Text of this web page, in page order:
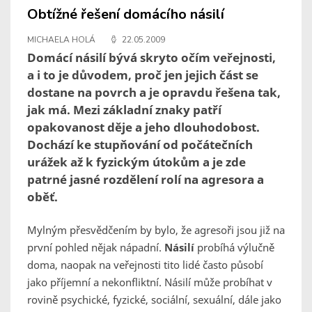
Obtížné řešení domácího násilí
MICHAELA HOLÁ 22.05.2009
Domácí násilí bývá skryto očím veřejnosti,
a i to je důvodem, proč jen jejich část se
dostane na povrch a je opravdu řešena tak,
jak má. Mezi základní znaky patří
opakovanost děje a jeho dlouhodobost.
Dochází ke stupňování od počátečních
urážek až k fyzickým útokům a je zde
patrné jasné rozdělení rolí na agresora a
oběť.
Mylným přesvědčením by bylo, že agresoři jsou již na
první pohled nějak nápadní. Násilí probíhá výlučně
doma, naopak na veřejnosti tito lidé často působí
jako příjemní a nekonfliktní. Násilí může probíhat v
rovině psychické, fyzické, sociální, sexuální, dále jako